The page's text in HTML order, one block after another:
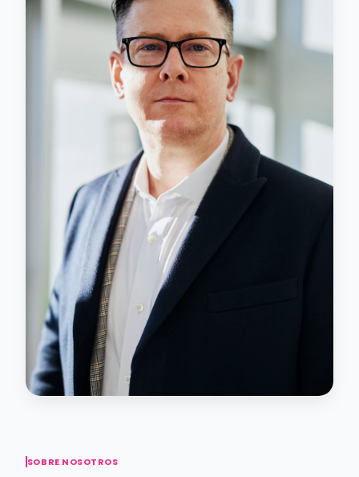
SOBRE NOSOTROS